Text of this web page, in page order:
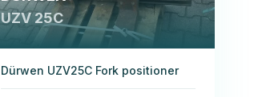
UZV 25C
Dürwen UZV25C Fork positioner